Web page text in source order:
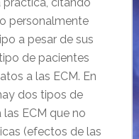
personalmente
a pesar de sus
de pacientes
a las ECM. En
dos tipos de
ECM que no
(efectos de las